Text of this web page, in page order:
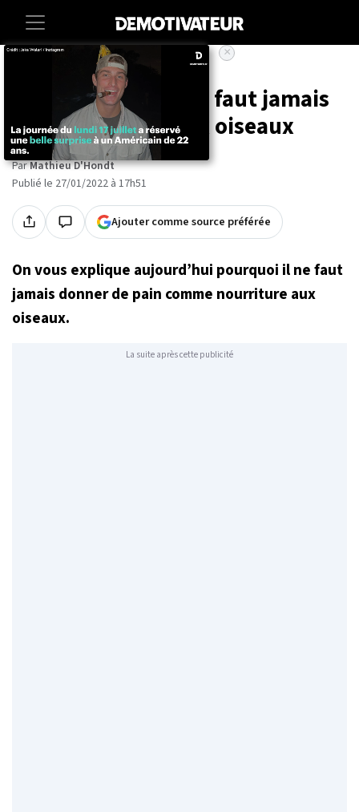
Animaux
Voilà pourquoi il ne faut jamais
donner du pain aux oiseaux
ParMathieu D'Hondt
Publié le 27/01/2022 à 17h51
Ajouter comme source préférée
On vous explique aujourd’hui pourquoi il ne faut
jamais donner de pain comme nourriture aux
oiseaux.
La suite après cette publicité
×